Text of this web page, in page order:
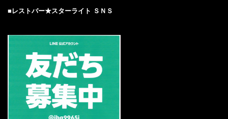
■レストバー★スターライト‎‎ ＳＮＳ‎